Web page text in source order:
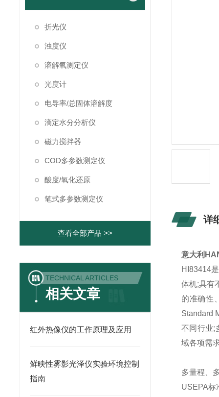
折光仪
浊度仪
溶解氧测定仪
光度计
电导率/总固体溶解度
滴定水分分析仪
磁力搅拌器
COD多参数测定仪
酸度/氧化还原
笔式多参数测定仪
查看全部产品 >>
TECHNICAL ARTICLES
相关文章
红外热像仪的工作原理及应用
鲜映性雾影光泽仪实验环境控制
指南
详
意大利
HI83414
体机;具有
的准确性
Standard
不同行业;
域各项需
多量程、
USEPA标